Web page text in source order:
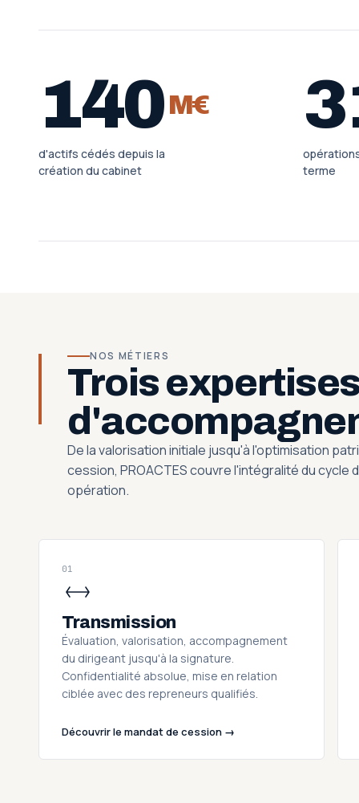
140M€
d'actifs cédés depuis la
création du cabinet
terme
NOS MÉTIERS
Trois
De la valorisation initiale jusqu'à l'optimisation
cession, PROACTES couvre l'intégralité du cycle
opération.
01
Transmission
Évaluation, valorisation, accompagnement
du dirigeant jusqu'à la signature.
Confidentialité absolue, mise en relation
ciblée avec des repreneurs qualifiés.
Découvrir le mandat de cession →